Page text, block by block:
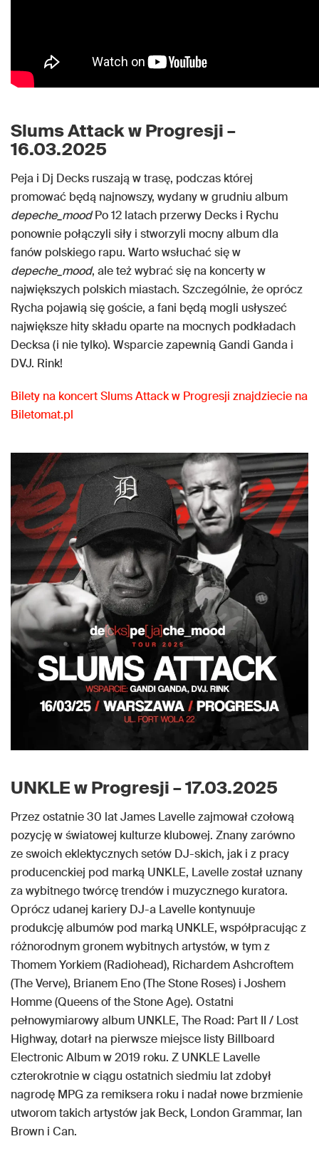
Slums Attack w Progresji –
16.03.2025
Peja i Dj Decks ruszają w trasę, podczas której
promować będą najnowszy, wydany w grudniu album
depeche_moodPo 12 latach przerwy Decks i Rychu
ponownie połączyli siły i stworzyli mocny album dla
fanów polskiego rapu. Warto wsłuchać się w
depeche_mood, ale też wybrać się na koncerty w
największych polskich miastach. Szczególnie, że oprócz
Rycha pojawią się goście, a fani będą mogli usłyszeć
największe hity składu oparte na mocnych podkładach
Decksa (i nie tylko). Wsparcie zapewnią Gandi Ganda i
DVJ. Rink!
Bilety na koncert Slums Attack w Progresji znajdziecie na
Biletomat.pl
UNKLE w Progresji – 17.03.2025
Przez ostatnie 30 lat James Lavelle zajmował czołową
pozycję w światowej kulturze klubowej. Znany zarówno
ze swoich eklektycznych setów DJ-skich, jak i z pracy
producenckiej pod marką UNKLE, Lavelle został uznany
za wybitnego twórcę trendów i muzycznego kuratora.
Oprócz udanej kariery DJ-a Lavelle kontynuuje
produkcję albumów pod marką UNKLE, współpracując z
różnorodnym gronem wybitnych artystów, w tym z
Thomem Yorkiem (Radiohead), Richardem Ashcroftem
(The Verve), Brianem Eno (The Stone Roses) i Joshem
Homme (Queens of the Stone Age). Ostatni
pełnowymiarowy album UNKLE, The Road: Part II / Lost
Highway, dotarł na pierwsze miejsce listy Billboard
Electronic Album w 2019 roku. Z UNKLE Lavelle
czterokrotnie w ciągu ostatnich siedmiu lat zdobył
nagrodę MPG za remiksera roku i nadał nowe brzmienie
utworom takich artystów jak Beck, London Grammar, Ian
Brown i Can.